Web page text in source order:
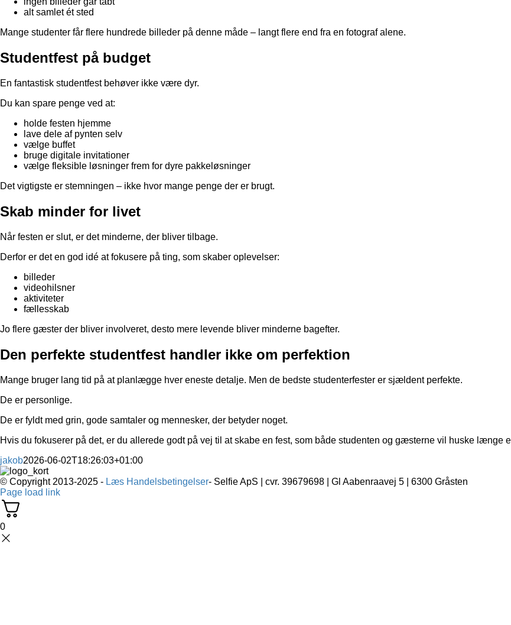
alt samlet ét sted
Mange studenter får flere hundrede billeder på denne måde – langt flere end fra en fotograf alene.
Studentfest på budget
En fantastisk studentfest behøver ikke være dyr.
Du kan spare penge ved at:
holde festen hjemme
lave dele af pynten selv
vælge buffet
bruge digitale invitationer
vælge fleksible løsninger frem for dyre pakkeløsninger
Det vigtigste er stemningen – ikke hvor mange penge der er brugt.
Skab minder for livet
Når festen er slut, er det minderne, der bliver tilbage.
Derfor er det en god idé at fokusere på ting, som skaber oplevelser:
billeder
videohilsner
aktiviteter
fællesskab
Jo flere gæster der bliver involveret, desto mere levende bliver minderne bagefter.
Den perfekte studentfest handler ikke om perfektion
Mange bruger lang tid på at planlægge hver eneste detalje. Men de bedste studenterfester er sjældent perfekte.
De er personlige.
De er fyldt med grin, gode samtaler og mennesker, der betyder noget.
Hvis du fokuserer på det, er du allerede godt på vej til at skabe en fest, som både studenten og gæsterne vil huske længe
jakob2026-06-02T18:26:03+01:00
© Copyright 2013-2025 - Læs Handelsbetingelser- Selfie ApS | cvr. 39679698 | Gl Aabenraavej 5 | 6300 Gråsten
Page load link
0